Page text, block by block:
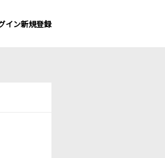
イン新規登録